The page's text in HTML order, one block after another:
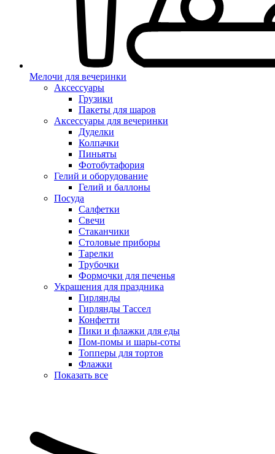
Мелочи для вечеринки
Аксессуары
Грузики
Пакеты для шаров
Аксессуары для вечеринки
Дуделки
Колпачки
Пиньяты
Фотобутафория
Гелий и оборудование
Гелий и баллоны
Посуда
Салфетки
Свечи
Стаканчики
Столовые приборы
Тарелки
Трубочки
Формочки для печенья
Украшения для праздника
Гирлянды
Гирлянды Тассел
Конфетти
Пики и флажки для еды
Пом-помы и шары-соты
Топперы для тортов
Флажки
Показать все